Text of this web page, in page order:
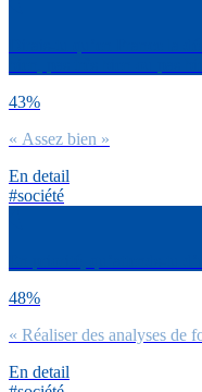
43%
« Assez bien »
En detail
#société
48%
« Réaliser des analyses de
En detail